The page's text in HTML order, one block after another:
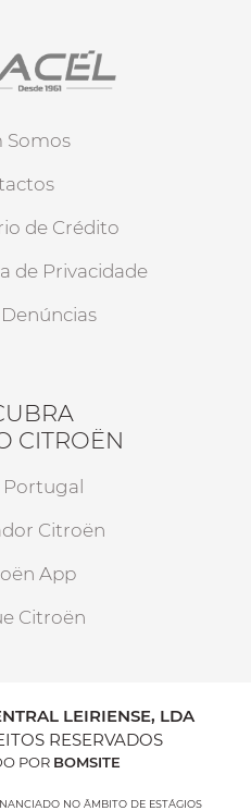
Somos
de Crédito
de Privacidade
CITROËN
Citroën
App
Citroën
LEIRIENSE, LDA
RESERVADOS
POR BOMSITE
NO ÂMBITO DE ESTÁGIOS